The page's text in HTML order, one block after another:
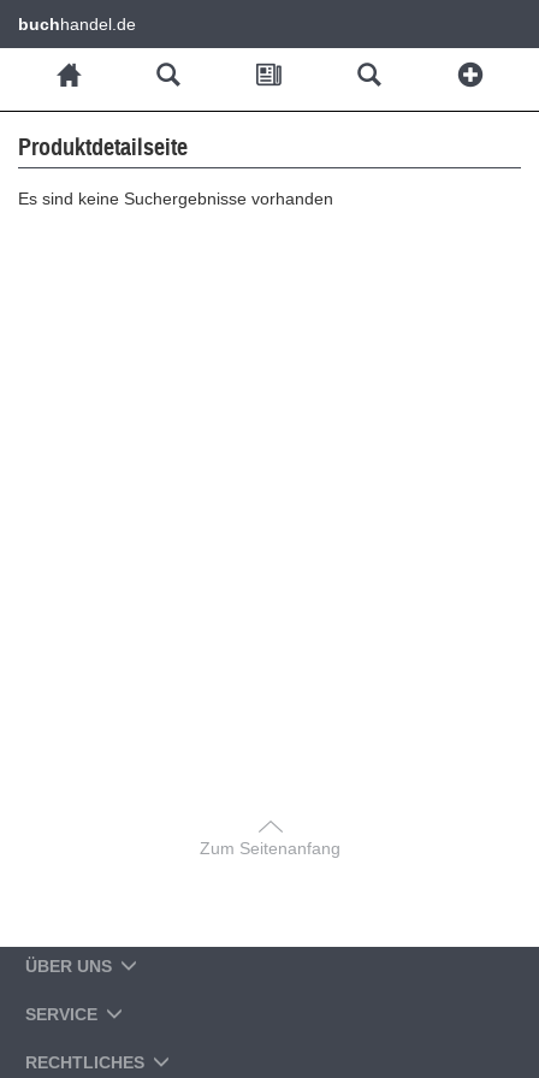
buchhandel.de
Produktdetailseite
Es sind keine Suchergebnisse vorhanden
Zum Seitenanfang
ÜBER UNS
SERVICE
RECHTLICHES